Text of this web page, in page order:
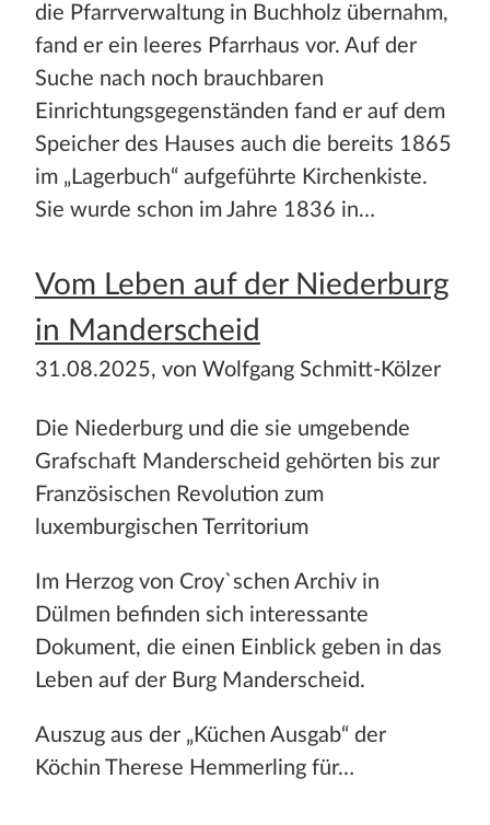
die Pfarrverwaltung in Buchholz übernahm,
fand er ein leeres Pfarrhaus vor. Auf der
Suche nach noch brauchbaren
Einrichtungsgegenständen fand er auf dem
Speicher des Hauses auch die bereits 1865
im „Lagerbuch“ aufgeführte Kirchenkiste.
Sie wurde schon im Jahre 1836 in…
Vom Leben auf der Niederburg
in Manderscheid
31.08.2025, von Wolfgang Schmitt-Kölzer
Die Niederburg und die sie umgebende
Grafschaft Manderscheid gehörten bis zur
Französischen Revolution zum
luxemburgischen Territorium
Im Herzog von Croy`schen Archiv in
Dülmen befinden sich interessante
Dokument, die einen Einblick geben in das
Leben auf der Burg Manderscheid.
Auszug aus der „Küchen Ausgab“ der
Köchin Therese Hemmerling für…